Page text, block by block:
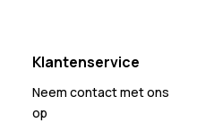
Klantenservice
Neem contact met ons
op